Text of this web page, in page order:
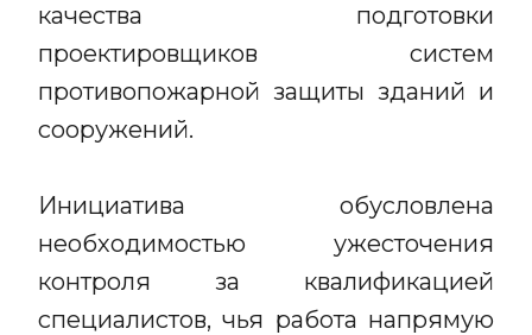
качества подготовки
проектировщиков систем
противопожарной защиты зданий и
сооружений.
Инициатива обусловлена
необходимостью ужесточения
контроля за квалификацией
специалистов, чья работа напрямую